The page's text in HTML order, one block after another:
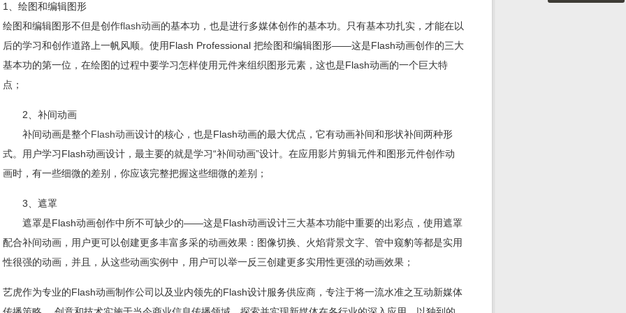
1、绘图和编辑图形
绘图和编辑图形不但是创作flash动画的基本功，也是进行多媒体创作的基本功。只有基本功扎实，才能在以
后的学习和创作道路上一帆风顺。使用Flash Professional 把绘图和编辑图形——这是Flash动画创作的三大
基本功的第一位，在绘图的过程中要学习怎样使用元件来组织图形元素，这也是Flash动画的一个巨大特
点；
2、补间动画
补间动画是整个Flash动画设计的核心，也是Flash动画的最大优点，它有动画补间和形状补间两种形
式。用户学习Flash动画设计，最主要的就是学习“补间动画”设计。在应用影片剪辑元件和图形元件创作动
画时，有一些细微的差别，你应该完整把握这些细微的差别；
3、遮罩
遮罩是Flash动画创作中所不可缺少的——这是Flash动画设计三大基本功能中重要的出彩点，使用遮罩
配合补间动画，用户更可以创建更多丰富多采的动画效果：图像切换、火焰背景文字、管中窥豹等都是实用
性很强的动画，并且，从这些动画实例中，用户可以举一反三创建更多实用性更强的动画效果；
艺虎作为专业的Flash动画制作公司以及业内领先的Flash设计服务供应商，专注于将一流水准之互动新媒体